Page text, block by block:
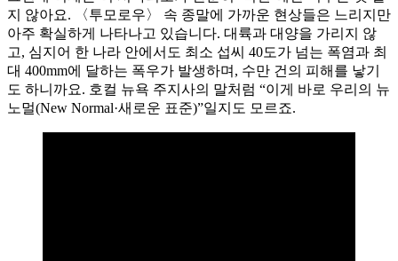
지 않아요. 〈투모로우〉 속 종말에 가까운 현상들은 느리지만
아주 확실하게 나타나고 있습니다. 대륙과 대양을 가리지 않
고, 심지어 한 나라 안에서도 최소 섭씨 40도가 넘는 폭염과 최
대 400mm에 달하는 폭우가 발생하며, 수만 건의 피해를 낳기
도 하니까요. 호컬 뉴욕 주지사의 말처럼 “이게 바로 우리의 뉴
노멀(New Normal·새로운 표준)”일지도 모르죠.